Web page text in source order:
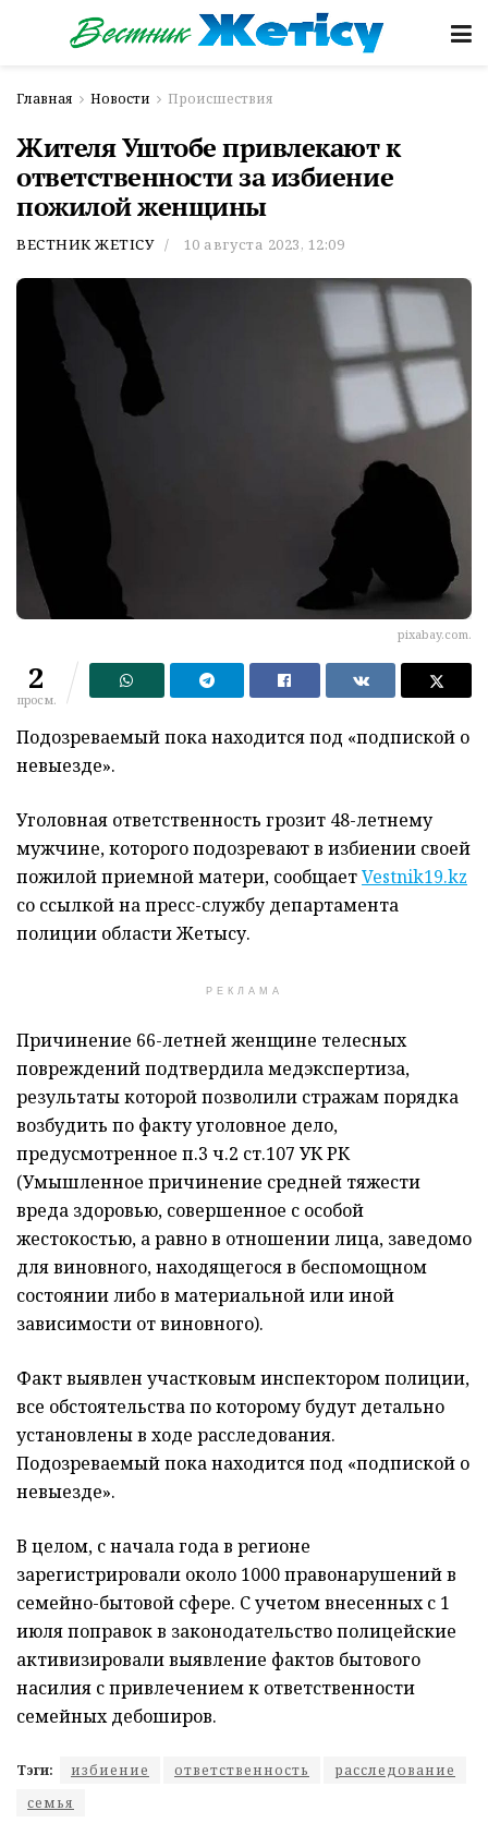
Главная Новости Происшествия
Жителя Уштобе привлекают к
ответственности за избиение
пожилой женщины
ВЕСТНИК ЖЕТІСУ 10 августа 2023, 12:09
pixabay.com.
2
просм.
Подозреваемый пока находится под «подпиской о
невыезде».
Уголовная ответственность грозит 48-летнему
мужчине, которого подозревают в избиении своей
пожилой приемной матери, сообщаетVestnik19.kz
со ссылкой на пресс-службу департамента
полиции области Жетысу.
РЕКЛАМА
Причинение 66-летней женщине телесных
повреждений подтвердила медэкспертиза,
результаты которой позволили стражам порядка
возбудить по факту уголовное дело,
предусмотренное п.3 ч.2 ст.107 УК РК
(Умышленное причинение средней тяжести
вреда здоровью, совершенное с особой
жестокостью, а равно в отношении лица, заведомо
для виновного, находящегося в беспомощном
состоянии либо в материальной или иной
зависимости от виновного).
Факт выявлен участковым инспектором полиции,
все обстоятельства по которому будут детально
установлены в ходе расследования.
Подозреваемый пока находится под «подпиской о
невыезде».
В целом, с начала года в регионе
зарегистрировали около 1000 правонарушений в
семейно-бытовой сфере. С учетом внесенных с 1
июля поправок в законодательство полицейские
активизировали выявление фактов бытового
насилия с привлечением к ответственности
семейных дебоширов.
Тэги: избиение ответственность
расследование
семья